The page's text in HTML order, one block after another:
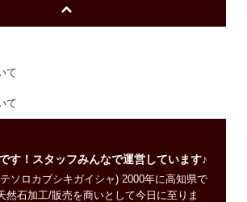
て
て
す！スタッフみんなで運営しています♪
ソロカブシキガイシャ) 2000年に高知県で
然石加工/販売を商いとして今日に至りま